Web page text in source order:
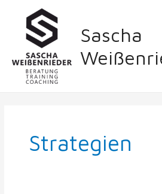
springen
Sascha
Strategien